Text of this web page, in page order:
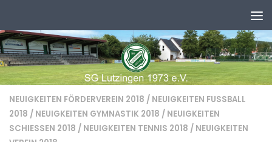
NEUIGKEITEN FÖRDERVEREIN 2018 / NEUIGKEITEN FUSSBALL 2
018
/ NEUIGKEITEN GYMNASTIK 2018 / NEUIGKEITEN
SCHIESSEN 2018
/ NEUIGKEITEN TENNIS 2018 / NEUIGKEITEN